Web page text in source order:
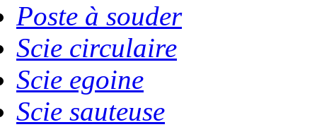
Poste à souder
Scie circulaire
Scie egoine
Scie sauteuse